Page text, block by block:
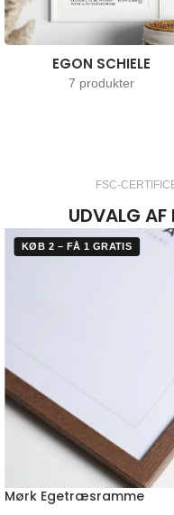
EGON SCHIELE
7 produkter
FSC-
UDVALG AF
KØB 2 – FÅ 1 GRATIS
Mørk Egetræsramme